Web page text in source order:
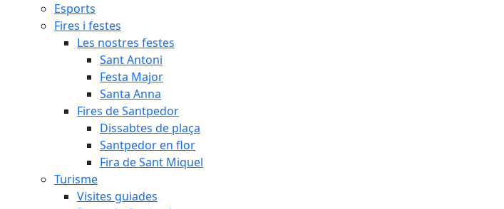
Esports
Fires i festes
Les nostres festes
Sant Antoni
Festa Major
Santa Anna
Fires de Santpedor
Dissabtes de plaça
Santpedor en flor
Fira de Sant Miquel
Turisme
Visites guiades